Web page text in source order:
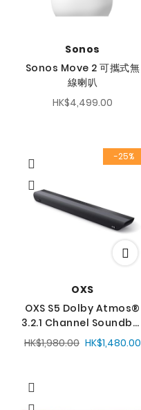
Sonos
Sonos Move 2 可攜式無
線喇叭
HK$4,499.00
-25%
OXS
OXS S5 Dolby Atmos®
3.2.1 Channel Soundbar
一體式家庭影院音響
HK$1,480.00
HK$1,980.00